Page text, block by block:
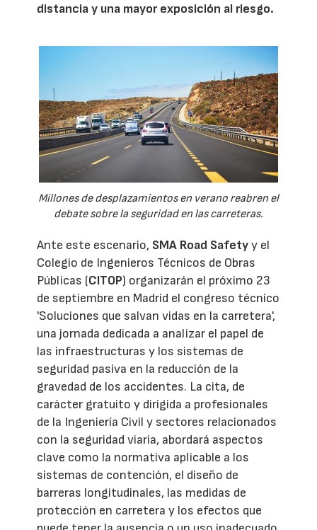
distancia y una mayor exposición al riesgo.
Millones de desplazamientos en verano reabren el
debate sobre la seguridad en las carreteras.
Ante este escenario, SMA Road Safetyy el
Colegio de Ingenieros Técnicos de Obras
Públicas (CITOP) organizarán el próximo 23
de septiembre en Madrid el congreso técnico
'Soluciones que salvan vidas en la carretera',
una jornada dedicada a analizar el papel de
las infraestructuras y los sistemas de
seguridad pasiva en la reducción de la
gravedad de los accidentes. La cita, de
carácter gratuito y dirigida a profesionales
de la Ingeniería Civil y sectores relacionados
con la seguridad viaria, abordará aspectos
clave como la normativa aplicable a los
sistemas de contención, el diseño de
barreras longitudinales, las medidas de
protección en carretera y los efectos que